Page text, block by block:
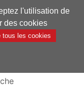
l'utilisation de
des cookies
tous les cookies